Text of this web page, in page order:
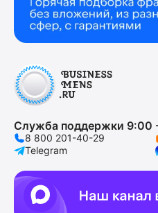
Служба поддержки 9:00
8 800 201-40-29
Telegram